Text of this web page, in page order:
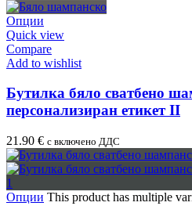
Опции
Quick view
Compare
Add to wishlist
Бутилка бяло сватбено
персонализиран етикет II
21.90 € с включено ДДС
Опции This product has multiple